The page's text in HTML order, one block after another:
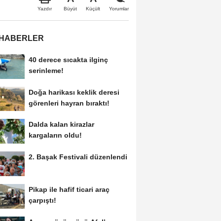
Yazdır Büyüt Küçült Yorumlar
40 derece sıcakta ilginç
serinleme!
Doğa harikası keklik deresi
görenleri hayran bıraktı!
Dalda kalan kirazlar
kargaların oldu!
2. Başak Festivali düzenlendi
Pikap ile hafif ticari araç
çarpıştı!